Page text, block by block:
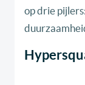
op drie